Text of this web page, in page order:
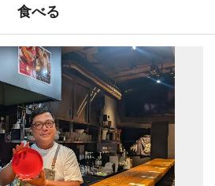
食べる